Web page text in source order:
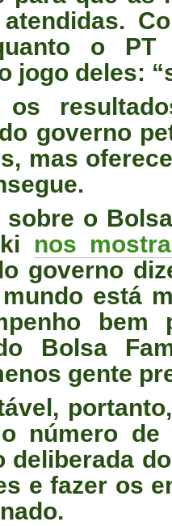
atendidas.
o PT
jogo deles:
governo
mas
sobre o
nos
governo
está
Bolsa
gente
número
deliberada
e fazer os